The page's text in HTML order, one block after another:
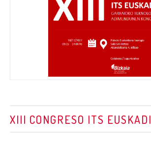
XIII CONGRESO ITS EUSKADI